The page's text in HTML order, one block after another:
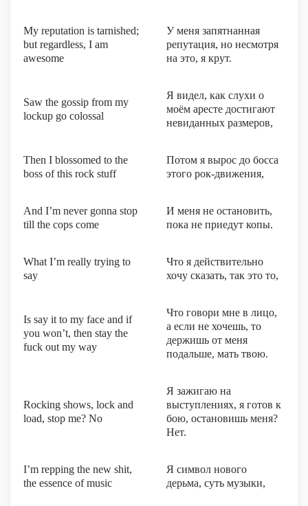
My reputation is tarnished;
but regardless, I am
awesome
У меня запятнанная
репутация, но несмотря
на это, я крут.
Saw the gossip from my
lockup go colossal
Я видел, как слухи о
моём аресте достигают
невиданных размеров,
Then I blossomed to the
boss of this rock stuff
Потом я вырос до босса
этого рок-движения,
And I’m never gonna stop
till the cops come
И меня не остановить,
пока не приедут копы.
What I’m really trying to
say
Что я действительно
хочу сказать, так это то,
Is say it to my face and if
you won’t, then stay the
fuck out my way
Что говори мне в лицо,
а если не хочешь, то
держишь от меня
подальше, мать твою.
Rocking shows, lock and
load, stop me? No
Я зажигаю на
выступлениях, я готов к
бою, остановишь меня?
Нет.
I’m repping the new shit,
the essence of music
Я символ нового
дерьма, суть музыки,